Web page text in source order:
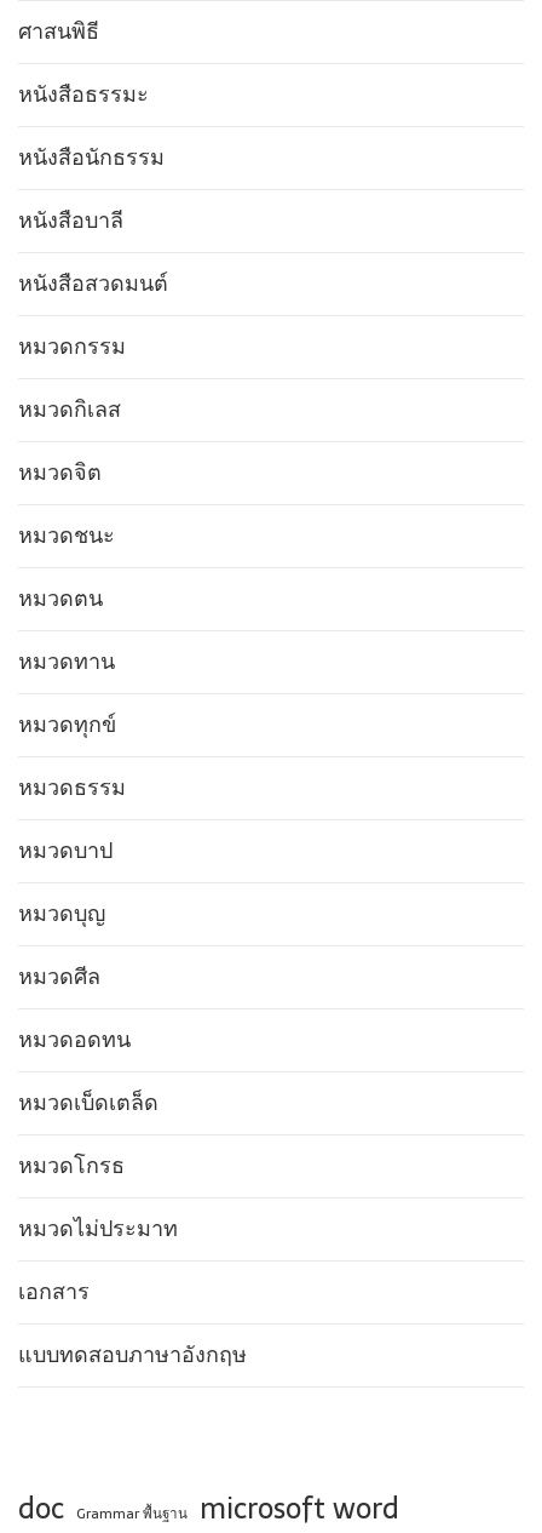
ศาสนพิธี
หนังสือธรรมะ
หนังสือนักธรรม
หนังสือบาลี
หนังสือสวดมนต์
หมวดกรรม
หมวดกิเลส
หมวดจิต
หมวดชนะ
หมวดตน
หมวดทาน
หมวดทุกข์
หมวดธรรม
หมวดบาป
หมวดบุญ
หมวดศีล
หมวดอดทน
หมวดเบ็ดเตล็ด
หมวดโกรธ
หมวดไม่ประมาท
เอกสาร
แบบทดสอบภาษาอังกฤษ
doc Grammar พื้นฐาน microsoft word